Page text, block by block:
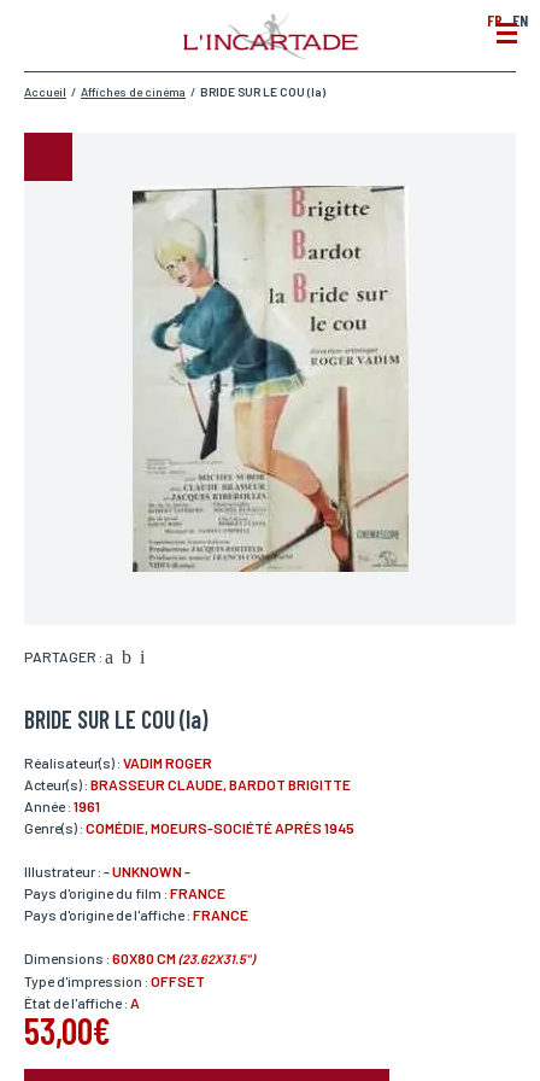
FR EN
Accueil / Affiches de cinéma / BRIDE SUR LE COU (la)
PARTAGER :
BRIDE SUR LE COU (la)
Réalisateur(s) : VADIM ROGER
Acteur(s) : BRASSEUR CLAUDE, BARDOT BRIGITTE
Année : 1961
Genre(s) : COMÉDIE, MOEURS-SOCIÉTÉ APRÈS 1945
Illustrateur : - UNKNOWN -
Pays d'origine du film : FRANCE
Pays d'origine de l'affiche : FRANCE
Dimensions : 60X80 CM(23.62X31.5")
Type d'impression : OFFSET
État de l'affiche : A
53,00€